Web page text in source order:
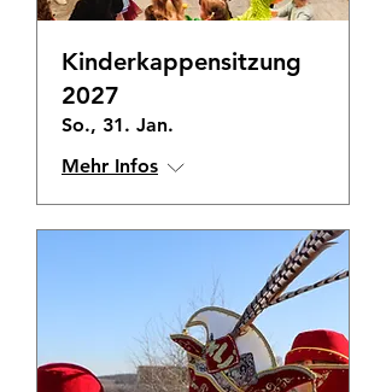
Kinderkappensitzung
2027
So., 31. Jan.
Mehr Infos